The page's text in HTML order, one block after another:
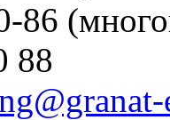
86
88